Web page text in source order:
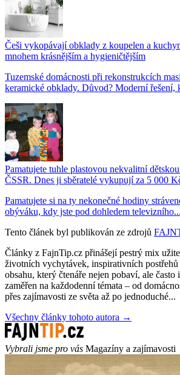
Češi vykopávají obklady z koupelen a
mnohem krásnějším a hygieničtějším
Tuzemské domácnosti při rekonstrukcích
keramické obklady. Důvod? Moderní řešení,
Pamatujete tuhle plastovou nekvalitní
ČSSR. Dnes ji sběratelé vykupují za 5 000
Pamatujete si na ty nekonečné hodiny
obýváku, kdy jste pod dohledem televizního...
Tento článek byl publikován ze zdrojů
Články z FajnTip.cz přinášejí pestrý mix
životních vychytávek, inspirativních
obsahu, který čtenáře nejen pobaví, ale
zaměřen na každodenní témata – od
přes zajímavosti ze světa až po jednoduché...
Všechny články tohoto autora →
Vybrali jsme pro vás Magazíny a zajímavosti